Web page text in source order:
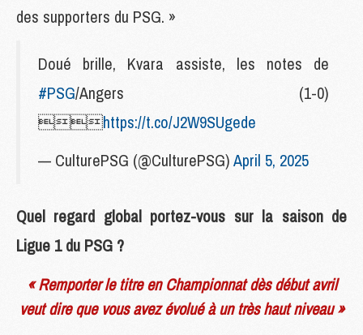
des supporters du PSG. »
Doué brille, Kvara assiste, les notes de
#PSG/Angers (1-0)
https://t.co/J2W9SUgede
— CulturePSG (@CulturePSG)April 5, 2025
Quel regard global portez-vous sur la saison de
Ligue 1 du PSG ?
« Remporter le titre en Championnat dès début avril
veut dire que vous avez évolué à un très haut niveau »